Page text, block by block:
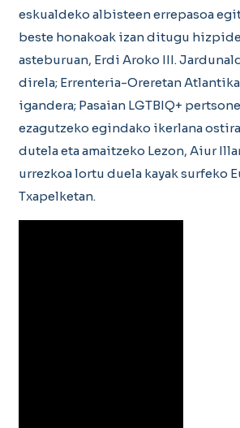
eskualdeko albisteen errepasoa
beste honakoak izan ditugu
asteburuan, Erdi Aroko III.
direla; Errenteria-Oreretan
igandera; Pasaian LGTBIQ+
ezagutzeko egindako ikerlana
dutela eta amaitzeko Lezon, Aiur
urrezkoa lortu duela kayak surfeko
Txapelketan.